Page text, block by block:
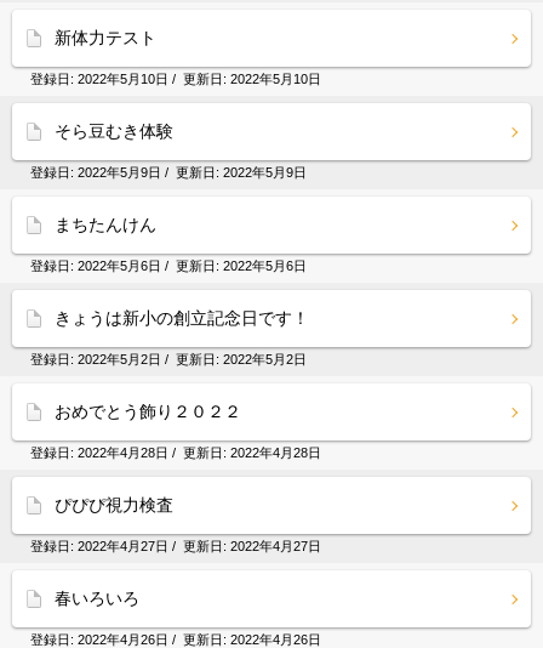
新体力テスト
登録日: 2022年5月10日 / 更新日: 2022年5月10日
そら豆むき体験
登録日: 2022年5月9日 / 更新日: 2022年5月9日
まちたんけん
登録日: 2022年5月6日 / 更新日: 2022年5月6日
きょうは新小の創立記念日です！
登録日: 2022年5月2日 / 更新日: 2022年5月2日
おめでとう飾り２０２２
登録日: 2022年4月28日 / 更新日: 2022年4月28日
ぴぴぴ視力検査
登録日: 2022年4月27日 / 更新日: 2022年4月27日
春いろいろ
登録日: 2022年4月26日 / 更新日: 2022年4月26日